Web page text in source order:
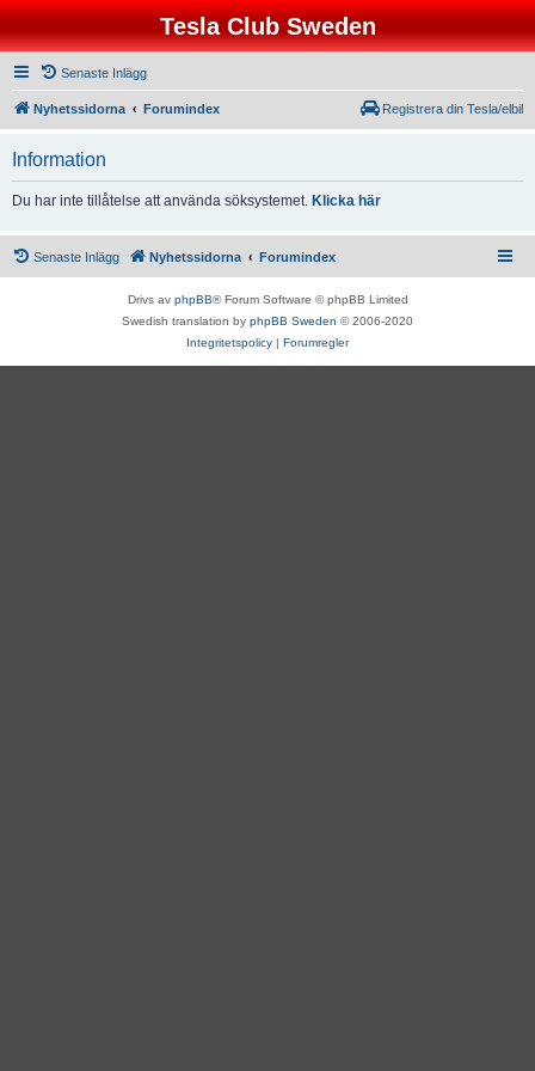
Tesla Club Sweden
Senaste Inlägg
Nyhetssidorna Forumindex Registrera din Tesla/elbil
Information
Du har inte tillåtelse att använda söksystemet. Klicka här
Senaste Inlägg Nyhetssidorna Forumindex
Drivs av phpBB® Forum Software © phpBB Limited
Swedish translation by phpBB Sweden © 2006-2020
Integritetspolicy | Forumregler